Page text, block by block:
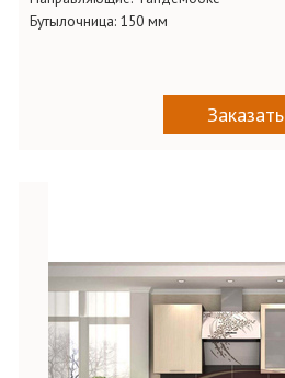
Бутылочница: 150 мм
Заказать